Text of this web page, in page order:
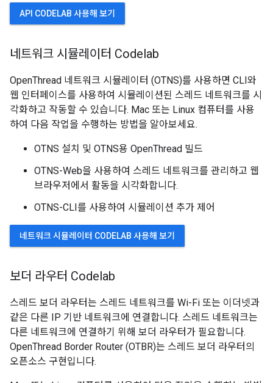
API CODELAB 사용해 보기
네트워크 시뮬레이터 Codelab
OpenThread 네트워크 시뮬레이터 (OTNS)를 사용하면 CLI와
웹 인터페이스를 사용하여 시뮬레이션된 스레드 네트워크를 시
각화하고 작동할 수 있습니다. Mac 또는 Linux 컴퓨터를 사용
하여 다음 작업을 수행하는 방법을 알아보세요.
OTNS 설치 및 OTNS용 OpenThread 빌드
OTNS-Web을 사용하여 스레드 네트워크를 관리하고 웹
브라우저에서 활동을 시각화합니다.
OTNS-CLI를 사용하여 시뮬레이션 추가 제어
네트워크 시뮬레이터 CODELAB 사용해 보기
보더 라우터 Codelab
스레드 보더 라우터는 스레드 네트워크를 Wi-Fi 또는 이더넷과
같은 다른 IP 기반 네트워크에 연결합니다. 스레드 네트워크는
다른 네트워크에 연결하기 위해 보더 라우터가 필요합니다.
OpenThread Border Router (OTBR)는 스레드 보더 라우터의
오픈소스 구현입니다.